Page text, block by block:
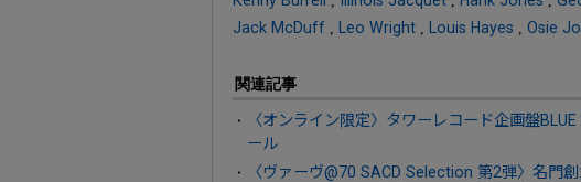
Jack McDuff
Leo Wright Louis Hayes Osie
関連記事
〈オンライン限定〉タワーレコード企画盤
ール
〈ヴァーヴ@70 SACD Selection 第2弾〉名門